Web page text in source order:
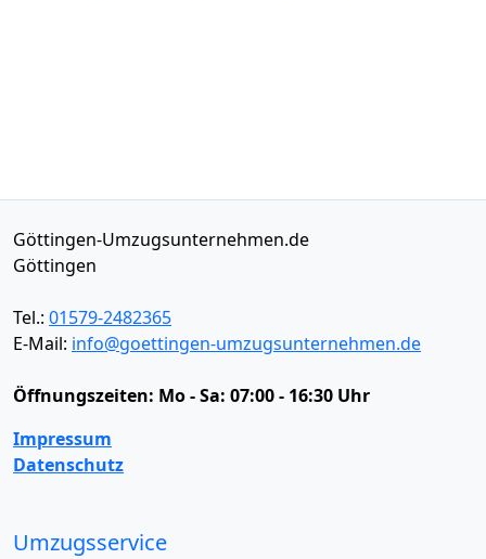
Göttingen-Umzugsunternehmen.de
Göttingen
Tel.: 01579-2482365
E-Mail: info@goettingen-umzugsunternehmen.de
Öffnungszeiten: Mo - Sa: 07:00 - 16:30 Uhr
Impressum
Datenschutz
Umzugsservice